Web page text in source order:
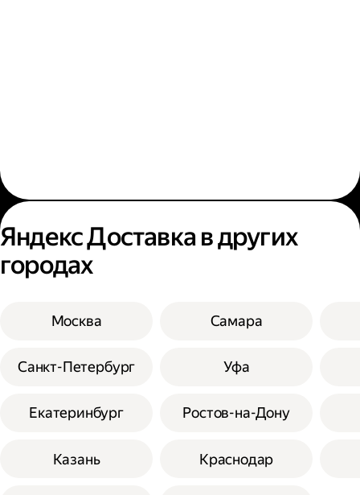
Яндекс Доставка в других
городах
Москва
Санкт-Петербург
Екатеринбург
Казань
Самара
Уфа
Ростов-на-Дону
Краснодар